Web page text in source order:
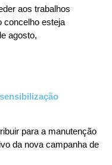
aos trabalhos
concelho esteja
agosto,
para a manutenção
da nova campanha de